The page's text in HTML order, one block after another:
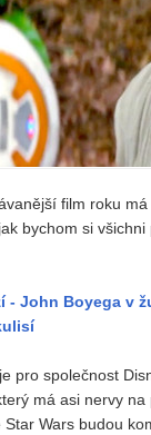
film roku
bychom si
- John Boyega v
je pro společnost
má asi nervy
Wars budou